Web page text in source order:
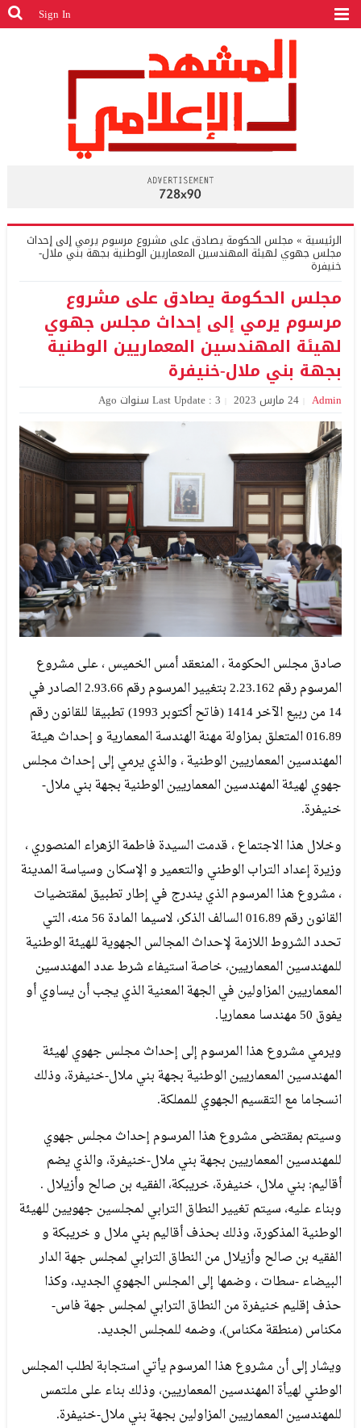
Sign In
الرئيسية » مجلس الحكومة يصادق على مشروع مرسوم يرمي إلى إحداث
مجلس جهوي لهيئة المهندسين المعماريين الوطنية بجهة بني ملال-
خنيفرة
مجلس الحكومة يصادق على مشروع
مرسوم يرمي إلى إحداث مجلس جهوي
لهيئة المهندسين المعماريين الوطنية
بجهة بني ملال-خنيفرة
Admin 24 مارس 2023 Last Update : 3 سنوات Ago
صادق مجلس الحكومة ، المنعقد أمس الخميس ، على مشروع
المرسوم رقم 2.23.162 بتغيير المرسوم رقم 2.93.66 الصادر في
14 من ربيع الآخر 1414 (فاتح أكتوبر 1993) تطبيقا للقانون رقم
016.89 المتعلق بمزاولة مهنة الهندسة المعمارية و إحداث هيئة
المهندسين المعماريين الوطنية ، والذي يرمي إلى إحداث مجلس
جهوي لهيئة المهندسين المعماريين الوطنية بجهة بني ملال-
خنيفرة.
وخلال هذا الاجتماع ، قدمت السيدة فاطمة الزهراء المنصوري ،
وزيرة إعداد التراب الوطني والتعمير و الإسكان وسياسة المدينة
، مشروع هذا المرسوم الذي يندرج في إطار تطبيق لمقتضيات
القانون رقم 016.89 السالف الذكر، لاسيما المادة 56 منه، التي
تحدد الشروط اللازمة لإحداث المجالس الجهوية للهيئة الوطنية
للمهندسين المعماريين، خاصة استيفاء شرط عدد المهندسين
المعماريين المزاولين في الجهة المعنية الذي يجب أن يساوي أو
يفوق 50 مهندسا معماريا.
ويرمي مشروع هذا المرسوم إلى إحداث مجلس جهوي لهيئة
المهندسين المعماريين الوطنية بجهة بني ملال-خنيفرة، وذلك
انسجاما مع التقسيم الجهوي للمملكة.
وسيتم بمقتضى مشروع هذا المرسوم إحداث مجلس جهوي
للمهندسين المعماريين بجهة بني ملال-خنيفرة، والذي يضم
أقاليم: بني ملال، خنيفرة، خريبكة، الفقيه بن صالح وأزيلال .
وبناء عليه، سيتم تغيير النطاق الترابي لمجلسين جهويين للهيئة
الوطنية المذكورة، وذلك بحذف أقاليم بني ملال و خريبكة و
الفقيه بن صالح وأزيلال من النطاق الترابي لمجلس جهة الدار
البيضاء -سطات ، وضمها إلى المجلس الجهوي الجديد، وكذا
حذف إقليم خنيفرة من النطاق الترابي لمجلس جهة فاس-
مكناس (منطقة مكناس)، وضمه للمجلس الجديد.
ويشار إلى أن مشروع هذا المرسوم يأتي استجابة لطلب المجلس
الوطني لهيأة المهندسين المعماريين، وذلك بناء على ملتمس
للمهندسين المعماريين المزاولين بجهة بني ملال-خنيفرة.